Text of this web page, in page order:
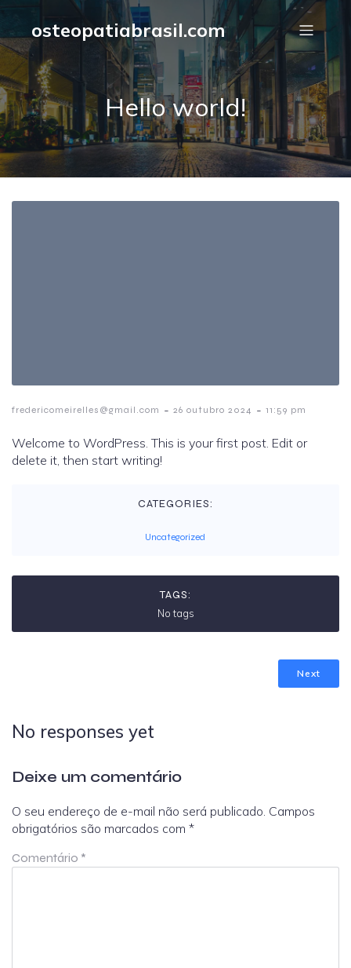
osteopatiabrasil.com
Hello world!
fredericomeirelles@gmail.com - 26 outubro 2024 - 11:59 pm
Welcome to WordPress. This is your first post. Edit or
delete it, then start writing!
CATEGORIES:
Uncategorized
TAGS:
No tags
Next
No responses yet
Deixe um comentário
O seu endereço de e-mail não será publicado. Campos
obrigatórios são marcados com *
Comentário *